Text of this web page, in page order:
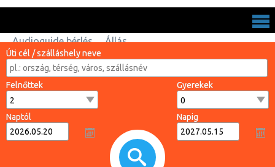
Audioguide bérlés Állás
Úti cél / szálláshely neve
Felnőttek Gyerekek
Naptól Napig